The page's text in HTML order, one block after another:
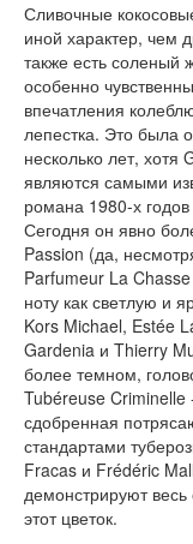
Сливочные
иной характер, чем
также есть соленый
особенно
впечатления
лепестка. Это была
несколько лет,
являются самыми
романа 1980-х
Сегодня он явно
Passion (да,
Parfumeur La
ноту как светлую и
Kors Michael, Estée
Gardenia и Thierry
более темном,
Tubéreuse
сдобренная
стандартами
Fracas и Frédéric
демонстрируют
этот цветок.